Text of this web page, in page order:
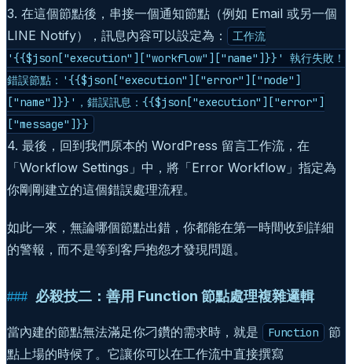
3. 在這個節點後，串接一個通知節點（例如 Email 或另一個
LINE Notify），訊息內容可以設定為：
工作流
'{{$json["execution"]["workflow"]["name"]}}' 執行失敗！
錯誤節點：'{{$json["execution"]["error"]["node"]
["name"]}}'，錯誤訊息：{{$json["execution"]["error"]
["message"]}}
4. 最後，回到我們原本的 WordPress 留言工作流，在
「Workflow Settings」中，將「Error Workflow」指定為
你剛剛建立的這個錯誤處理流程。
如此一來，無論哪個節點出錯，你都能在第一時間收到詳細
的警報，而不是等到客戶抱怨才發現問題。
必殺技二：善用 Function 節點處理複雜邏輯
當內建的節點無法滿足你刁鑽的需求時，就是 Function 節
點上場的時候了。它讓你可以在工作流中直接撰寫